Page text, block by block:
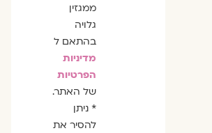
ממגזין
גלויה
בהתאם ל
מדיניות
הפרטיות
של האתר.
* ניתן
להסיר את